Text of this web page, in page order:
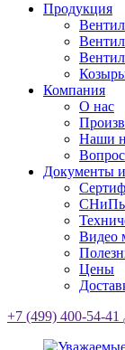
Продукция
Компания
О нас
Наши
Документы
Видео
Цены
+7 (499) 400-54-41